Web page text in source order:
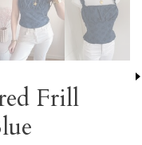
Frill